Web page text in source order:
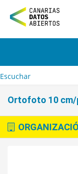
n
t
d
Escuchar
Ortofoto 10 cm/